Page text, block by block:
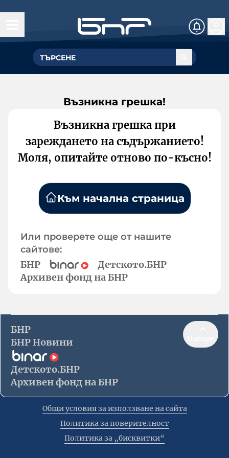
Възникна грешка!
Възникна грешка при
зареждането на съдържанието!
Моля, опитайте отново по-късно!
Към начална страница
Или проверете още от нашите
сайтове:
БНР
Детското.БНР
Архивен фонд на БНР
БНР
БНР Новини
Детското.БНР
Архивен фонд на БНР
Общи условия за използване на сайта
Политика за поверителност
Политика за „бисквитки“